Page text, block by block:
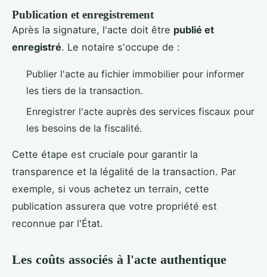
Publication et enregistrement
Après la signature, l'acte doit être publié et
enregistré. Le notaire s'occupe de :
Publier l'acte au fichier immobilier pour informer
les tiers de la transaction.
Enregistrer l'acte auprès des services fiscaux pour
les besoins de la fiscalité.
Cette étape est cruciale pour garantir la
transparence et la légalité de la transaction. Par
exemple, si vous achetez un terrain, cette
publication assurera que votre propriété est
reconnue par l'État.
Les coûts associés à l'acte authentique